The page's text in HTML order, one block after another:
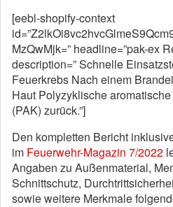
[eebl-shopify-context
MzQwMjk=” headline=”pak-ex
description=” Schnelle
Feuerkrebs Nach einem
Haut Polyzyklische
(PAK) zurück.”]
Den kompletten Bericht
im Feuerwehr-Magazin 7/2022
Angaben zu Außenmaterial,
Schnittschutz,
sowie weitere Merkmale